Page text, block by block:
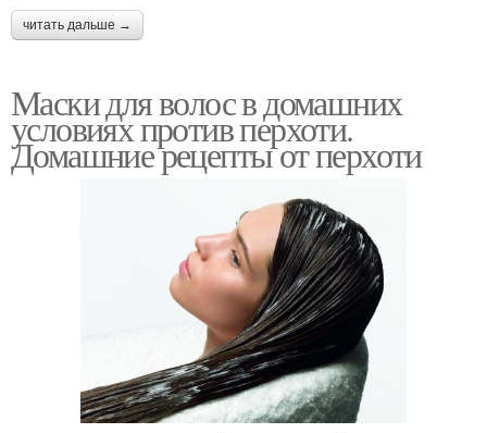
читать дальше →
Маски для волос в домашних
условиях против перхоти.
Домашние рецепты от перхоти